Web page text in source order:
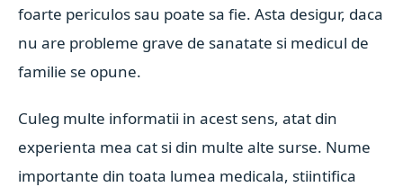
foarte periculos sau poate sa fie. Asta desigur, daca
nu are probleme grave de sanatate si medicul de
familie se opune.
Culeg multe informatii in acest sens, atat din
experienta mea cat si din multe alte surse. Nume
importante din toata lumea medicala, stiintifica